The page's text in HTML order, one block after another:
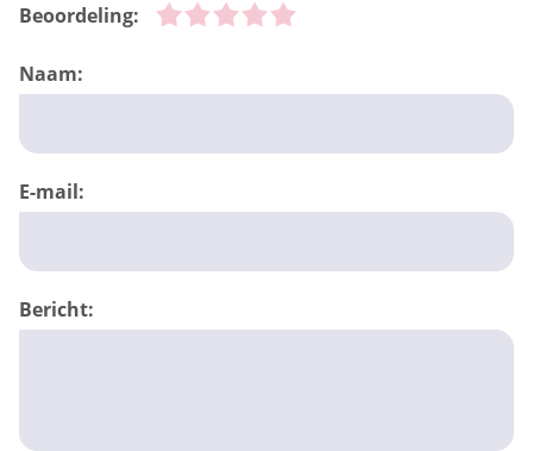
Beoordeling:
Naam:
E-mail:
Bericht: